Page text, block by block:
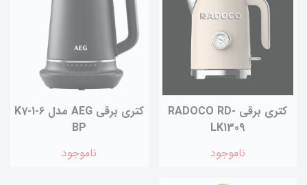
کتری برقی RADOCO RD-
LK1309
ناموجود
کتری برقی AEG مدل K7-1-6
BP
ناموجود